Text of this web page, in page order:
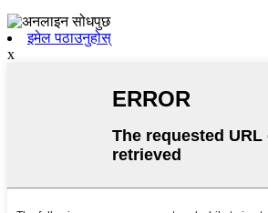
इमेल पठाउनुहोस्
x